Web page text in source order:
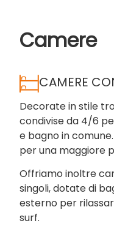
Camere
CAMERE
Decorate in stile
condivise da 4/6
e bagno in
per una maggiore
Offriamo inoltre
singoli, dotate di
esterno per
surf.